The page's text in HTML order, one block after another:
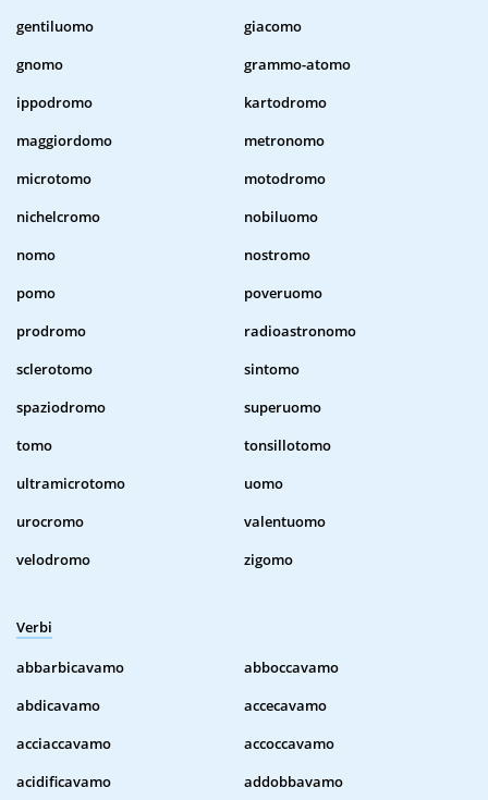
gentiluomo
giacomo
gnomo
grammo-atomo
ippodromo
kartodromo
maggiordomo
metronomo
microtomo
motodromo
nichelcromo
nobiluomo
nomo
nostromo
pomo
poveruomo
prodromo
radioastronomo
sclerotomo
sintomo
spaziodromo
superuomo
tomo
tonsillotomo
ultramicrotomo
uomo
urocromo
valentuomo
velodromo
zigomo
Verbi
abbarbicavamo
abboccavamo
abdicavamo
accecavamo
acciaccavamo
accoccavamo
acidificavamo
addobbavamo